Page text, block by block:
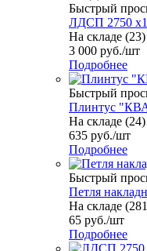
Быстрый
ЛДСП 2750
На складе (23)
3 000 руб./шт
Подробнее
Быстрый
Плинтус
На складе (24)
635 руб./шт
Подробнее
Быстрый
Петля
На складе
65 руб./шт
Подробнее